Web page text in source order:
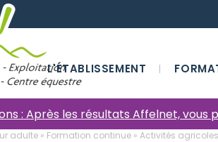
L'ÉTABLISSEMENT
: Après les résultats Affelnet, vous
adulte » Formation continue » Activités